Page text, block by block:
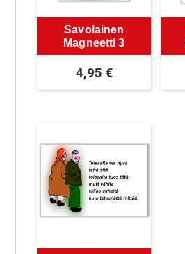
Savolainen
Magneetti 3
4,95 €